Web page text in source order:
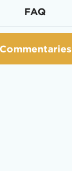
FAQ
Commentaries